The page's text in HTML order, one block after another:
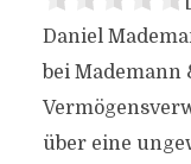
Daniel
bei Mademann
über eine